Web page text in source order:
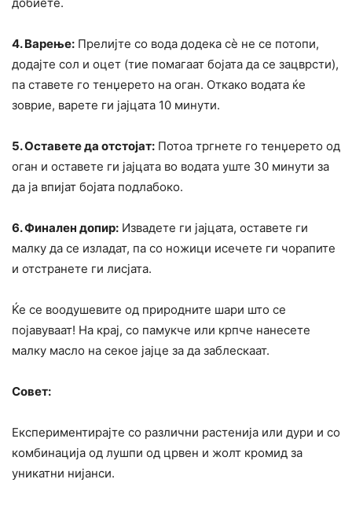
4. Варење: Прелијте со вода додека сè не се потопи,
додајте сол и оцет (тие помагаат бојата да се зацврсти),
па ставете го тенџерето на оган. Откако водата ќе
зоврие, варете ги јајцата 10 минути.
5. Оставете да отстојат: Потоа тргнете го тенџерето од
оган и оставете ги јајцата во водата уште 30 минути за
да ја впијат бојата подлабоко.
6. Финален допир: Извадете ги јајцата, оставете ги
малку да се изладат, па со ножици исечете ги чорапите
и отстранете ги лисјата.
Ќе се воодушевите од природните шари што се
појавуваат! На крај, со памукче или крпче нанесете
малку масло на секое јајце за да заблескаат.
Совет:
Експериментирајте со различни растенија или дури и со
комбинација од лушпи од црвен и жолт кромид за
уникатни нијанси.